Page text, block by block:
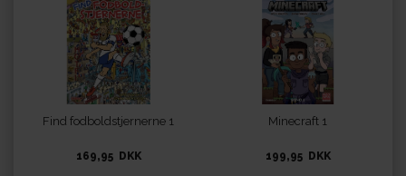
Find fodboldstjernerne 1
169,95 DKK
Minecraft 1
199,95 DKK